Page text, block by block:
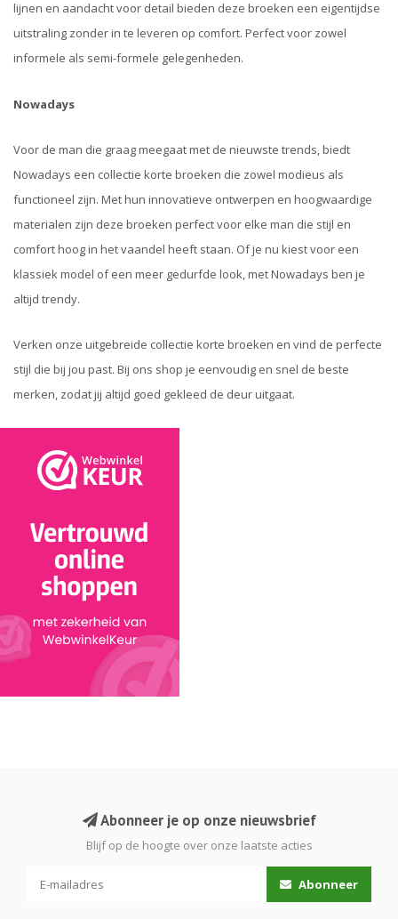
lijnen en aandacht voor detail bieden deze broeken een eigentijdse
uitstraling zonder in te leveren op comfort. Perfect voor zowel
informele als semi-formele gelegenheden.
Nowadays
Voor de man die graag meegaat met de nieuwste trends, biedt
Nowadays een collectie korte broeken die zowel modieus als
functioneel zijn. Met hun innovatieve ontwerpen en hoogwaardige
materialen zijn deze broeken perfect voor elke man die stijl en
comfort hoog in het vaandel heeft staan. Of je nu kiest voor een
klassiek model of een meer gedurfde look, met Nowadays ben je
altijd trendy.
Verken onze uitgebreide collectie korte broeken en vind de perfecte
stijl die bij jou past. Bij ons shop je eenvoudig en snel de beste
merken, zodat jij altijd goed gekleed de deur uitgaat.
Abonneer je op onze nieuwsbrief
Blijf op de hoogte over onze laatste acties
Abonneer